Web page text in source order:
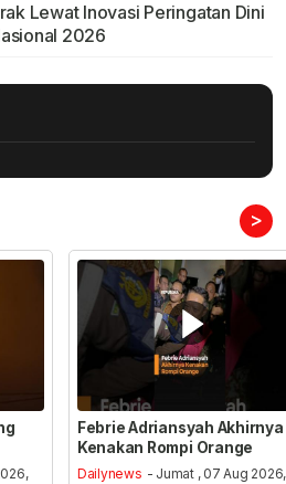
Lewat Inovasi Peringatan Dini
2026
>
Febrie Adriansyah Akhirnya
Kenakan Rompi Orange
Dailynews - Jumat , 07 Aug 2026,